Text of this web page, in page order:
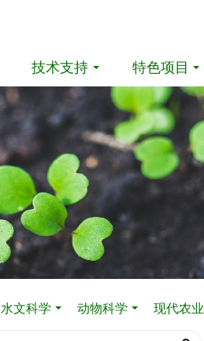
技术支持 特色项目
水文科学 动物科学 现代农业